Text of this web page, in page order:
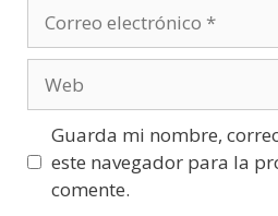
electrónico
Guarda mi nombre,
este navegador para la
comente.